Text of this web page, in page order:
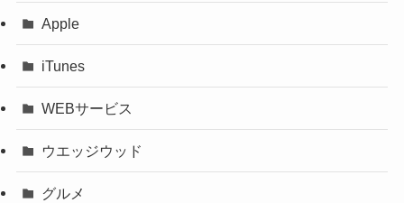
Apple
iTunes
WEBサービス
ウエッジウッド
グルメ